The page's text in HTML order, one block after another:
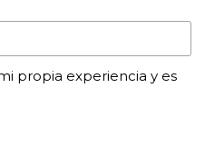
propia experiencia y es